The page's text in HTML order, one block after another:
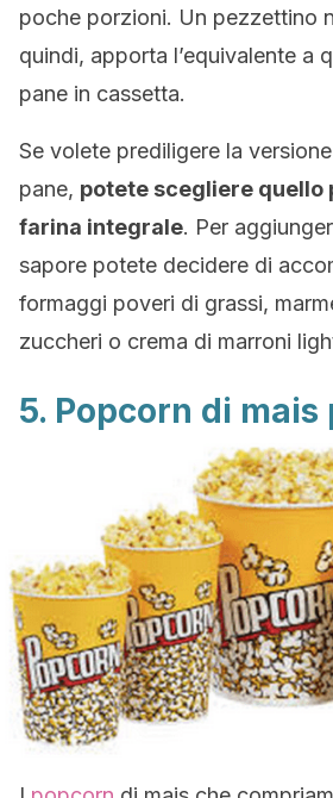
poche porzioni. Un pezzettino
quindi, apporta l’equivalente a
pane in cassetta.
Se volete prediligere la
pane, potete scegliere quello
farina integrale. Per
sapore potete decidere di
formaggi poveri di grassi,
zuccheri o crema di marroni
5. Popcorn di mais